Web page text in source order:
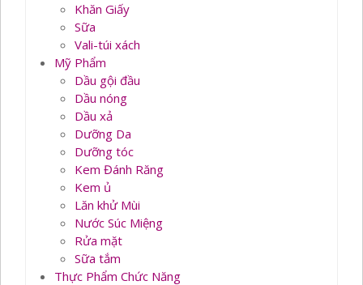
Khăn Giấy
Sữa
Vali-túi xách
Mỹ Phẩm
Dầu gội đầu
Dầu nóng
Dầu xả
Dưỡng Da
Dưỡng tóc
Kem Đánh Răng
Kem ủ
Lăn khử Mùi
Nước Súc Miệng
Rửa mặt
Sữa tắm
Thực Phẩm Chức Năng